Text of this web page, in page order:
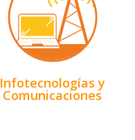
Infotecnologías y
Comunicaciones